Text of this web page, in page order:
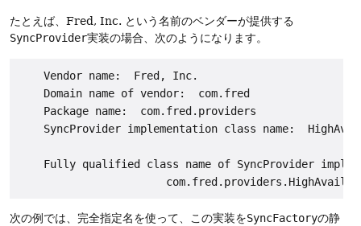
たとえば、Fred, Inc. という名前のベンダーが提供する
SyncProvider実装の場合、次のようになります。
    Vendor name:  Fred, Inc.
    Domain name of vendor:  com.fred
    Package name:  com.fred.providers
SyncProvider implementation class name:
Fully qualified class name of SyncProvider
次の例では、完全指定名を使って、この実装をSyncFactoryの静